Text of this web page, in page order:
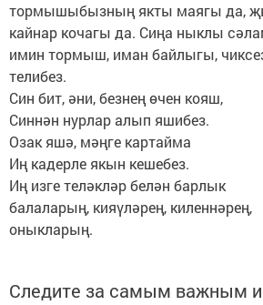
тормышыбызның якты маягы да,
кайнар кочагы да. Сиңа нык­лы
имин тормыш, иман байлыгы,
телибез.
Син бит, әни, безнең өчен кояш,
Синнән нурлар алып яшибез.
Озак яшә, мәңге картайма
Иң кадерле якын кешебез.
Иң изге теләкләр белән барлык
балаларың, кияүләрең, киленнәрең,
оныкларың.
Следите за самым важным